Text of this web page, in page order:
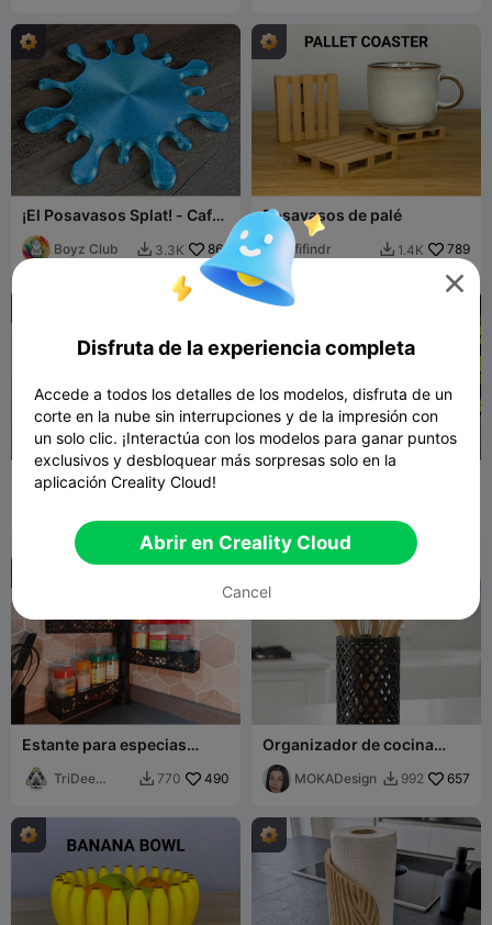
¡El Posavasos Splat! - Café
Té Cerveza Batido Jugo
MatchaBoyz Club  3.3K 861
Posavasos de palé
fifindr  1.4K 789
Conjunto de embudos de
rosca para botellas
Estante para especias
TriDee
 770 490
Organizador de cocina
Baloo - MOKA Design
MOKADesign  992 657

Disfruta de la experiencia completa
Accede a todos los detalles de los modelos, disfruta de un
corte en la nube sin interrupciones y de la impresión con
un solo clic. ¡Interactúa con los modelos para ganar puntos
exclusivos y desbloquear más sorpresas solo en la
aplicación Creality Cloud!
Abrir en Creality Cloud
Cancel